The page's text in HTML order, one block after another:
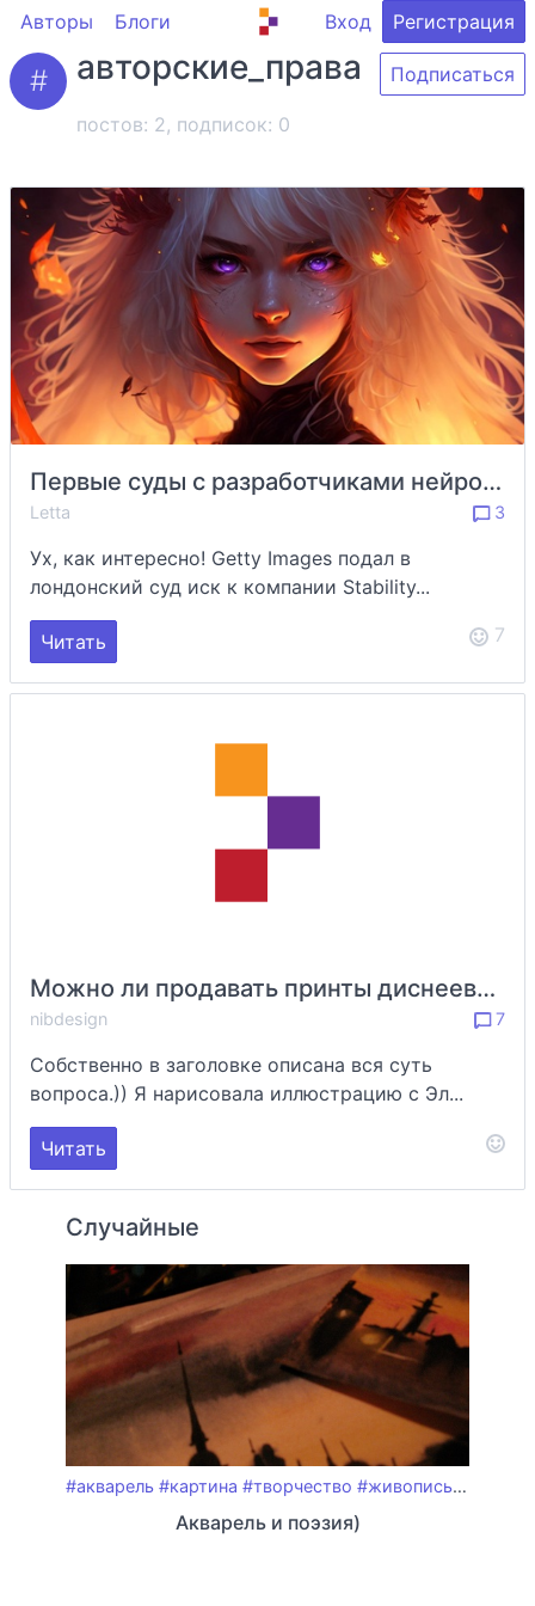
Авторы Блоги Вход Регистрация
авторские_права
постов: 2, подписок: 0
Подписаться
Первые суды с разработчиками нейросетей
Letta 3
Ух, как интересно! Getty Images подал в
лондонский суд иск к компании Stability...
Читать 7
Можно ли продавать принты диснеевских принцесс, нарисованных в своем стиле?
nibdesign 7
Собственно в заголовке описана вся суть
вопроса.)) Я нарисовала иллюстрацию с Эл...
Читать
Случайные
#акварель #картина #творчество #живопись
Акварель и поэзия)